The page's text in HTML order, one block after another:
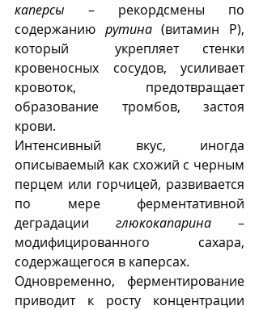
каперсы – рекордсмены по
содержанию рутина (витамин Р),
который  укрепляет стенки
кровеносных сосудов, усиливает
кровоток, предотвращает
образование тромбов, застоя
крови.
Интенсивный вкус, иногда
описываемый как схожий с черным
перцем или горчицей, развивается
по мере ферментативной
деградации глюкокапарина –
модифицированного сахара,
содержащегося в каперсах.
Одновременно, ферментирование